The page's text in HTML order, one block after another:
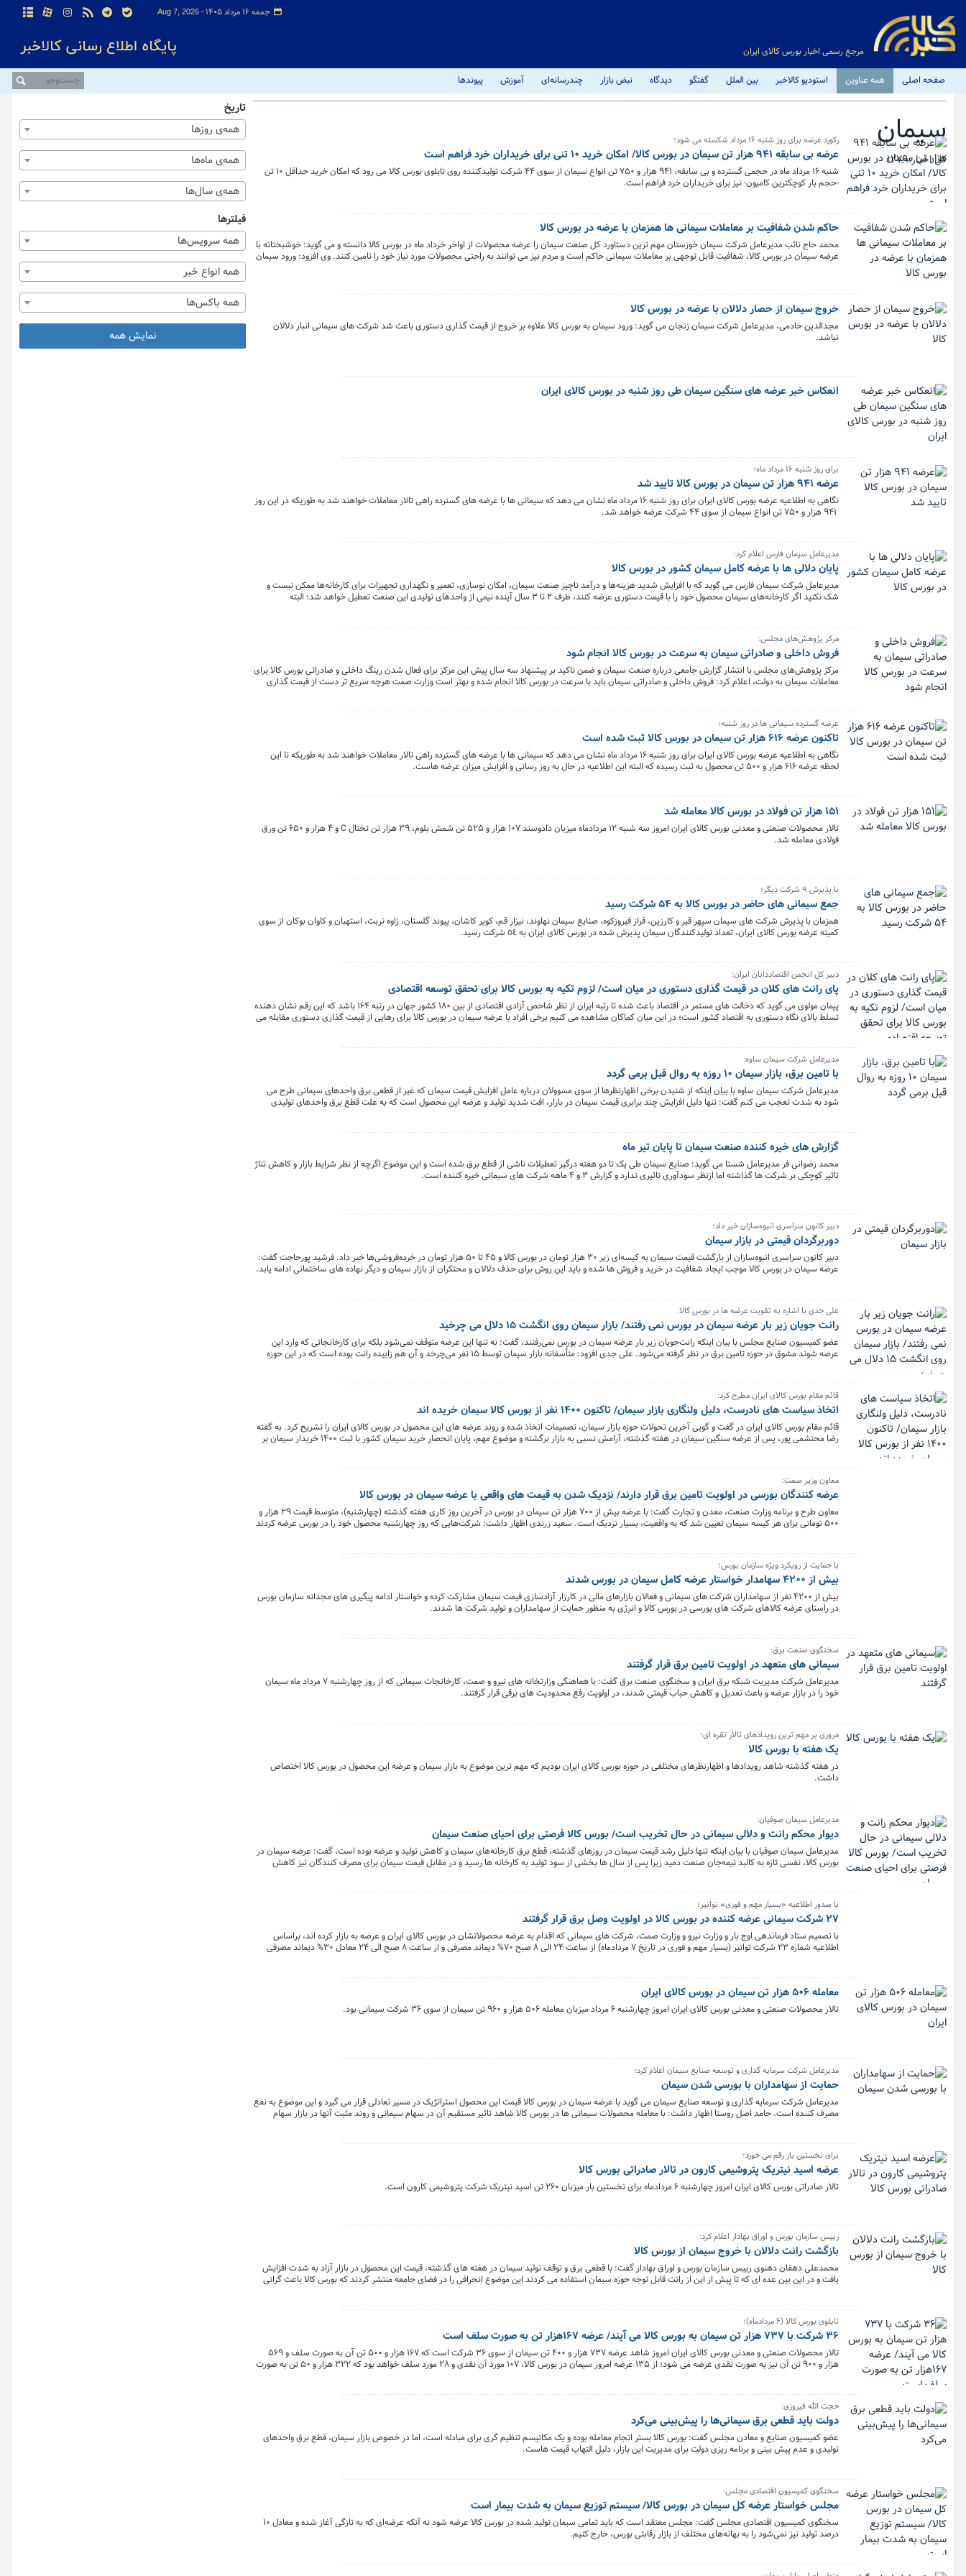
مرجع رسمی اخبار بورس کالای ایران
جمعه ۱۶ مرداد ۱۴۰۵ - Aug 7, 2026
صفحه اصلی همه عناوین استودیو کالاخبر بین الملل گفتگو دیدگاه نبض بازار چندرسانه‌ای آموزش پیوندها
سیمان
کل اخبار:1279
رکورد عرضه برای روز شنبه ۱۶ مرداد شکسته می شود؛
عرضه بی سابقه ۹۴۱ هزار تن سیمان در بورس کالا/ امکان خرید ۱۰ تنی برای خریداران خرد فراهم است
شنبه ۱۶ مرداد ماه در حجمی گسترده و بی سابقه، ۹۴۱ هزار و ۷۵۰ تن انواع سیمان از سوی ۴۴ شرکت تولیدکننده روی تابلوی بورس کالا می رود که امکان خرید حداقل ۱۰ تن
-حجم بار کوچکترین کامیون- نیز برای خریداران خرد فراهم است.
حاکم شدن شفافیت بر معاملات سیمانی ها همزمان با عرضه در بورس کالا
محمد حاج نائب مدیرعامل شرکت سیمان خوزستان مهم ترین دستاورد کل صنعت سیمان را عرضه محصولات از اواخر خرداد ماه در بورس کالا دانسته و می گوید: خوشبختانه با
عرضه سیمان در بورس کالا، شفافیت قابل توجهی بر معاملات سیمانی حاکم است و مردم نیز می توانند به راحتی محصولات مورد نیاز خود را تامین کنند. وی افزود: ورود سیمان
خروج سیمان از حصار دلالان با عرضه در بورس کالا
مجدالدین خادمی، مدیرعامل شرکت سیمان زنجان می گوید: ورود سیمان به بورس کالا علاوه بر خروج از قیمت گذاری دستوری باعث شد شرکت های سیمانی انبار دلالان
نباشد.
انعکاس خبر عرضه های سنگین سیمان طی روز شنبه در بورس کالای ایران
برای روز شنبه ۱۶ مرداد ماه؛
عرضه ۹۴۱ هزار تن سیمان در بورس کالا تایید شد
نگاهی به اطلاعیه عرضه بورس کالای ایران برای روز شنبه ۱۶ مرداد ماه نشان می دهد که سیمانی ها با عرضه های گسترده راهی تالار معاملات خواهند شد به طوریکه در این روز
مدیرعامل سیمان فارس اعلام کرد:
پایان دلالی ها با عرضه کامل سیمان کشور در بورس کالا
مدیرعامل شرکت سیمان فارس می گوید که با افزایش شدید هزینه‌ها و درآمد ناچیز صنعت سیمان، امکان نوسازی، تعمیر و نگهداری تجهیزات برای کارخانه‌ها ممکن نیست و
شک نکنید اگر کارخانه‌های سیمان محصول خود را با قیمت دستوری عرضه کنند، ظرف ۲ تا ۳ سال آینده نیمی از واحدهای تولیدی این صنعت تعطیل خواهد شد؛ البته
مرکز پژوهش‌های مجلس:
فروش داخلی و صادراتی سیمان به سرعت در بورس کالا انجام شود
مرکز پژوهش‌های مجلس با انتشار گزارش جامعی درباره صنعت سیمان و ضمن تاکید بر پیشنهاد سه سال پیش این مرکز برای فعال شدن رینگ داخلی و صادراتی بورس کالا برای
معاملات سیمان به دولت، اعلام کرد: فروش داخلی و صادراتی سیمان باید با سرعت در بورس کالا انجام شده و بهتر است وزارت صمت هرچه سریع تر دست از قیمت گذاری
عرضه گسترده سیمانی ها در روز شنبه؛
تاکنون عرضه ۶۱۶ هزار تن سیمان در بورس کالا ثبت شده است
نگاهی به اطلاعیه عرضه بورس کالای ایران برای روز شنبه ۱۶ مرداد ماه نشان می دهد که سیمانی ها با عرضه های گسترده راهی تالار معاملات خواهند شد به طوریکه تا این
لحظه عرضه ۶۱۶ هزار و ۵۰۰ تن محصول به ثبت رسیده که البته این اطلاعیه در حال به روز رسانی و افزایش میزان عرضه هاست.
۱۵۱ هزار تن فولاد در بورس کالا معامله شد
تالار محصولات صنعتی و معدنی بورس کالای ایران امروز سه شنبه ۱۲ مردادماه میزبان دادوستد ۱۰۷ هزار و ۵۲۵ تن شمش بلوم، ۳۹ هزار تن تختال C و ۴ هزار و ۶۵۰ تن ورق
فولادی معامله شد.
با پذیرش ٩ شرکت دیگر؛
جمع سیمانی های حاضر در بورس کالا به ۵۴ شرکت رسید
همزمان با پذیرش شرکت های سیمان سپهر قیر و کارزین، فراز فیروزکوه، صنایع سیمان نهاوند، نیزار قم، کویر کاشان، پیوند گلستان، زاوه تربت، استهبان و کاوان بوکان از سوی
کمیته عرضه بورس کالای ایران، تعداد تولیدکنندگان سیمان پذیرش شده در بورس کالای ایران به ٥٤ شرکت رسید.
دبیر کل انجمن اقتصاددانان ایران:
پای رانت های کلان در قیمت گذاری دستوری در میان است/ لزوم تکیه به بورس کالا برای تحقق توسعه اقتصادی
پیمان مولوی می گوید که دخالت های مستمر در اقتصاد باعث شده تا رتبه ایران از نظر شاخص آزادی اقتصادی از بین ۱۸۰ کشور جهان در رتبه ۱۶۴ باشد که این رقم نشان دهنده
تسلط بالای نگاه دستوری به اقتصاد کشور است؛ در این میان کماکان مشاهده می کنیم برخی افراد با عرضه سیمان در بورس کالا برای رهایی از قیمت گذاری دستوری مقابله می
مدیرعامل شرکت سیمان ساوه:
با تامین برق، بازار سیمان ۱۰ روزه به روال قبل برمی گردد
مدیرعامل شرکت سیمان ساوه با بیان اینکه از شنیدن برخی اظهارنظرها از سوی مسوولان درباره عامل افزایش قیمت سیمان که غیر از قطعی برق واحدهای سیمانی طرح می
شود به شدت تعجب می کنم گفت: تنها دلیل افزایش چند برابری قیمت سیمان در بازار، افت شدید تولید و عرضه این محصول است که به علت قطع برق واحدهای تولیدی
درصورتی‌که برق مورد نیاز صنعت سیمان تأمین شود، ظرف ۱۰ روز قیمت‌ها در بازار متعادل می‌شود و به شرایط قبل از قطع برق بازخواهد گشت.
گزارش های خیره کننده صنعت سیمان تا پایان تیر ماه
محمد رضوانی فر مدیرعامل شستا می گوید: صنایع سیمان طی یک تا دو هفته درگیر تعطیلات ناشی از قطع برق شده است و این موضوع اگرچه از نظر شرایط بازار و کاهش تناژ
تاثیر کوچکی بر شرکت ها گذاشته اما ازنظر سودآوری تاثیری ندارد و گزارش ۳ و ۴ ماهه شرکت های سیمانی خیره کننده است.
دبیر کانون سراسری انبوه‌سازان خبر داد؛
دوربرگردان قیمتی در بازار سیمان
دبیر کانون سراسری انبوه‌سازان از بازگشت قیمت سیمان به کیسه‌ای زیر ۳۰ هزار تومان در بورس کالا و ۴۵ تا ۵۰ هزار تومان در خرده‌فروشی‌ها خبر داد. فرشید پورحاجت گفت:
عرضه سیمان در بورس کالا موجب ایجاد شفافیت در خرید و فروش ها شده و باید این روش برای حذف دلالان و محتکران از بازار سیمان و دیگر نهاده های ساختمانی ادامه یابد.
علی جدی با اشاره به تقویت عرضه ها در بورس کالا:
رانت جویان زیر بار عرضه سیمان در بورس نمی رفتند/ بازار سیمان روی انگشت ۱۵ دلال می چرخید
عضو کمیسیون صنایع مجلس با بیان اینکه رانت‌جویان زیر بار عرضه سیمان در بورس نمی‌رفتند، گفت: نه تنها این عرضه متوقف نمی‌شود بلکه برای کارخانجاتی که وارد این
عرصه شوند مشوق در حوزه تامین برق در نظر گرفته می‌شود. علی جدی افزود: متأسفانه بازار سیمان توسط ۱۵ نفر می‌چرخد و آن هم زاییده رانت بوده است که در این حوزه
قائم مقام بورس کالای ایران مطرح کرد:
اتخاذ سیاست های نادرست، دلیل ولنگاری بازار سیمان/ تاکنون ۱۴۰۰ نفر از بورس کالا سیمان خریده اند
قائم مقام بورس کالای ایران در گفت و گویی آخرین تحولات حوزه بازار سیمان، تصمیمات اتخاذ شده و روند عرضه های این محصول در بورس کالای ایران را تشریح کرد. به گفته
رضا محتشمی پور، پس از عرضه سنگین سیمان در هفته گذشته، آرامش نسبی به بازار برگشته و موضوع مهم، پایان انحصار خرید سیمان کشور با ثبت ۱۴۰۰ خریدار سیمان بر
معاون وزیر صمت:
عرضه کنندگان بورسی در اولویت تامین برق قرار دارند/ نزدیک شدن به قیمت های واقعی با عرضه سیمان در بورس کالا
معاون طرح و برنامه وزارت صنعت، معدن و تجارت گفت: با عرضه بیش از ۷۰۰ هزار تن سیمان در بورس در آخرین روز کاری هفته گذشته (چهارشنبه)، متوسط قیمت ۲۹ هزار و
۵۰۰ تومانی برای هر کیسه سیمان تعیین شد که به واقعیت، بسیار نزدیک است. سعید زرندی اظهار داشت: شرکت‌هایی که روز چهارشنبه محصول خود را در بورس عرضه کردند
با حمایت از رویکرد ویژه سازمان بورس؛
بیش از ۴٢٠٠ سهامدار خواستار عرضه کامل سیمان در بورس شدند
بیش از ۴٢٠٠ نفر از سهامداران شرکت های سیمانی و فعالان بازارهای مالی در کارزار آزادسازی قیمت سیمان مشارکت کرده و خواستار ادامه پیگیری های مجدانه سازمان بورس
در راستای عرضه کالاهای شرکت های بورسی در بورس کالا و انرژی به منظور حمایت از سهامداران و تولید شرکت ها شدند.
سخنگوی صنعت برق:
سیمانی های متعهد در اولویت تامین برق قرار گرفتند
مدیرعامل شرکت مدیریت شبکه برق ایران و سخنگوی صنعت برق گفت: با هماهنگی وزارتخانه های نیرو و صمت، کارخانجات سیمانی که از روز چهارشنبه ۷ مرداد ماه سیمان
خود را در بازار عرضه و باعث تعدیل و کاهش حباب قیمتی شدند، در اولویت رفع محدودیت های برقی قرار گرفتند.
مروری بر مهم ترین رویدادهای تالار نقره ای؛
یک هفته با بورس کالا
در هفته گذشته شاهد رویدادها و اظهارنظرهای مختلفی در حوزه بورس کالای ایران بودیم که مهم ترین موضوع به بازار سیمان و عرضه این محصول در بورس کالا اختصاص
داشت.
مدیرعامل سیمان صوفیان:
دیوار محکم رانت و دلالی سیمانی در حال تخریب است/ بورس کالا فرصتی برای احیای صنعت سیمان
مدیرعامل سیمان صوفیان با بیان اینکه تنها دلیل رشد قیمت سیمان در روزهای گذشته، قطع برق کارخانه‌های سیمان و کاهش تولید و عرضه بوده است، گفت: عرضه سیمان در
بورس کالا، نفسی تازه به کالبد نیمه‌جان صنعت دمید زیرا پس‌ از سال ها بخشی از سود تولید به کارخانه ها رسید و در مقابل قیمت سیمان برای مصرف کنندگان نیز کاهش
با صدور اطلاعیه «بسیار مهم و فوری» توانیر؛
۲۷ شرکت سیمانی عرضه کننده در بورس کالا در اولویت وصل برق قرار گرفتند
با تصمیم ستاد فرماندهی اوج بار و وزارت نیرو و وزارت صمت، شرکت های سیمانی که اقدام به عرضه محصولاتشان در بورس کالای ایران و عرضه به بازار کرده اند، براساس
اطلاعیه شماره ٢٣ شرکت توانیر (بسیار مهم و فوری در تاریخ ٧ مردادماه) از ساعت ۲۴ الی ۸ صبح ۷۰% دیماند مصرفی و از ساعت ۸ صبح الی ۲۴ معادل ۳۰% دیماند مصرفی
معامله ۵۰۶ هزار تن سیمان در بورس کالای ایران
تالار محصولات صنعتی و معدنی بورس کالای ایران امروز چهارشنبه ۶ مرداد میزبان معامله ۵۰۶ هزار و ۹۶۰ تن سیمان از سوی ۳۶ شرکت سیمانی بود.
مدیرعامل شرکت سرمایه گذاری و توسعه صنایع سیمان اعلام کرد؛
حمایت از سهامداران با بورسی شدن سیمان
مدیرعامل شرکت سرمایه گذاری و توسعه صنایع سیمان می گوید با عرضه سیمان در بورس کالا قیمت این محصول استراتژیک در مسیر تعادلی قرار می گیرد و این موضوع به نفع
مصرف کننده است. حامد اصل روستا اظهار داشت: با معامله محصولات سیمانی ها در بورس کالا شاهد تاثیر مستقیم آن در سهام سیمانی و روند مثبت آنها در بازار سهام
برای نخستین بار رقم می خورد؛
عرضه اسید نیتریک پتروشیمی کارون در تالار صادراتی بورس کالا
تالار صادراتی بورس کالای ایران امروز چهارشنبه ۶ مردادماه برای نخستین بار میزبان ۲۶۰ تن اسید نیتریک شرکت پتروشیمی کارون است.
رییس سازمان بورس و اوراق بهادار اعلام کرد:
بازگشت رانت دلالان با خروج سیمان از بورس کالا
محمدعلی دهقان دهنوی رییس سازمان بورس و اوراق بهادار گفت: با قطعی برق و توقف تولید سیمان در هفته های گذشته، قیمت این محصول در بازار آزاد به شدت افزایش
یافت و در این بین عده ای که تا پیش از این از رانت قابل توجه حوزه سیمان استفاده می کردند این موضوع انحرافی را در فضای جامعه منتشر کردند که بورس کالا باعث گرانی
تابلوی بورس کالا (۶ مردادماه)؛
۳۶ شرکت با ۷۳۷ هزار تن سیمان به بورس کالا می آیند/ عرضه ۱۶۷هزار تن به صورت سلف است
تالار محصولات صنعتی و معدنی بورس کالای ایران امروز شاهد عرضه ۷۳۷ هزار و ۴۰۰ تن سیمان از سوی ۳۶ شرکت است که ۱۶۷ هزار و ۵۰۰ تن آن به صورت سلف و ۵۶۹
هزار و ۹۰۰ تن آن نیز به صورت نقدی عرضه می شود؛ از ۱۳۵ عرضه امروز سیمان در بورس کالا، ۱۰۷ مورد آن نقدی و ۲۸ مورد سلف خواهد بود که ۳۲۲ هزار و ۵۰ تن به صورت
حجت الله فیروزی:
دولت باید قطعی برق سیمانی‌ها را پیش‌بینی می‌کرد
عضو کمیسیون صنایع و معادن مجلس گفت: بورس کالا بستر انجام معامله بوده و یک مکانیسم تنظیم گری برای مبادله است، اما در خصوص بازار سیمان، قطع برق واحدهای
تولیدی و عدم پیش بینی و برنامه ریزی دولت برای مدیریت این بازار، دلیل التهاب قیمت هاست.
سخنگوی کمیسیون اقتصادی مجلس:
مجلس خواستار عرضه کل سیمان در بورس کالا/ سیستم توزیع سیمان به شدت بیمار است
سخنگوی کمیسیون اقتصادی مجلس گفت: مجلس معتقد است که باید تمامی سیمان تولید شده در بورس کالا عرضه شود نه آنکه عرضه‌ای که به تازگی آغاز شده و معادل ۱۰
درصد تولید نیز نمی‌شود را به بهانه‌های مختلف از بازار رقابتی بورس، خارج کنیم.
تاریخ
همه‌ی روزها
همه‌ی ماه‌ها
همه‌ی سال‌ها
فیلترها
همه سرویس‌ها
همه انواع خبر
همه باکس‌ها
نمایش همه